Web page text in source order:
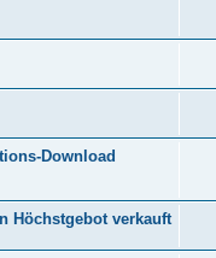
Download
Höchstgebot verkauft